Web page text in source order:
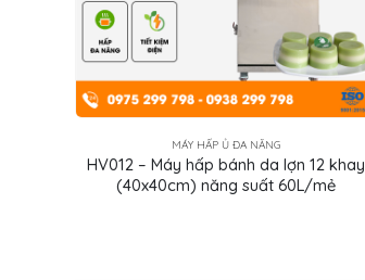
MÁY HẤP Ủ ĐA NĂNG
HV012 – Máy hấp bánh da lợn 12 khay
(40x40cm) năng suất 60L/mẻ